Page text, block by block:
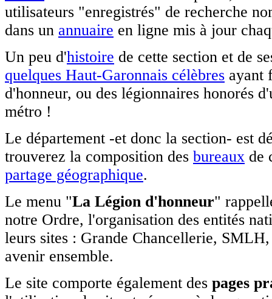
préférence par mail.
La SMLH à l'école
Une présentation de l'activité d'un de nos
comités (Toulouse Nord) en milieu
scolaire.
En savoir plus
Garonne (SMLH31) qui souhaitent l'accès
aux pages privées...
lien
C'est presque l'été
Les permanences à Duranti seront
suspendues en juillet et août et le 2
septembre. Nous restons joignables par
téléphone (pensez à vous identifier
clairement sur le répondeur !) et de
préférence par mail.
La SMLH à l'école
utilisateurs "enregistrés" de recherche
dans un annuaire en ligne mis à jour
Un peu d'histoire de cette section et de
quelques Haut-Garonnais célèbres ayant
d'honneur, ou des légionnaires honorés
métro !
Le département -et donc la section- est
trouverez la composition des bureaux de
partage géographique.
Le menu "La Légion d'honneur"
notre Ordre, l'organisation des entités
leurs sites : Grande Chancellerie,
avenir ensemble.
Le site comporte également des pages